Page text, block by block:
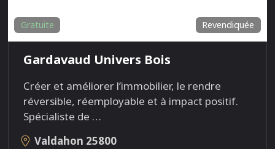
Revendiquée
Gratuite
Gardavaud Univers Bois
Créer et améliorer l’immobilier, le rendre
réversible, réemployable et à impact positif.
Spécialiste de …
Valdahon 25800